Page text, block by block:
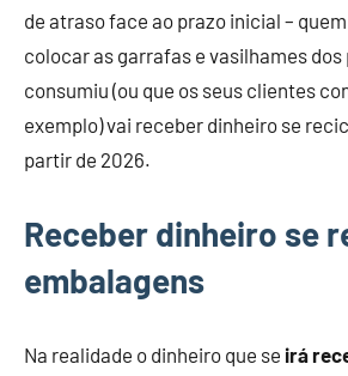
de atraso face ao prazo inicial –
colocar as garrafas e vasilhames dos
consumiu (ou que os seus clientes
exemplo) vai receber dinheiro se
partir de 2026.
Receber dinheiro se
embalagens
Na realidade o dinheiro que se irá